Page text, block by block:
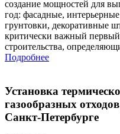
создание мощностей для
год: фасадные,
грунтовки, декоративные
критически важный
строительства,
Подробнее
Установка
газообразных
Санкт‑Петербурге